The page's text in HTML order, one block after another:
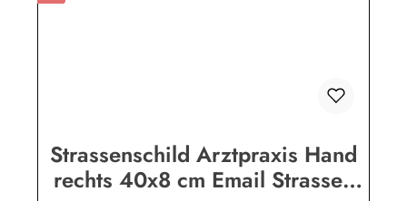
Strassenschild Arztpraxis Hand
rechts 40x8 cm Email Strassen